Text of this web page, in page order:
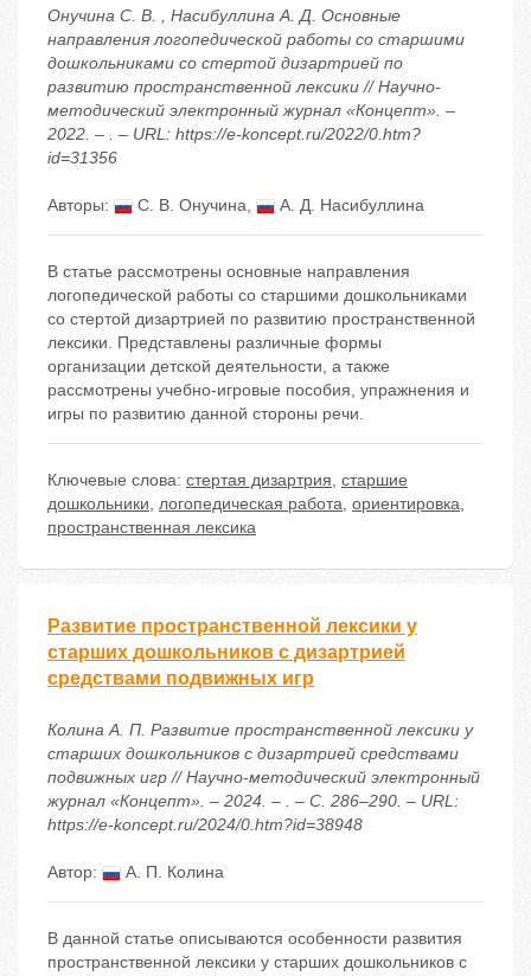
Онучина С. В. , Насибуллина А. Д. Основные
направления логопедической работы со старшими
дошкольниками со стертой дизартрией по
развитию пространственной лексики // Научно-
методический электронный журнал «Концепт». –
2022. – . – URL: https://e-koncept.ru/2022/0.htm?
id=31356
Авторы: С. В. Онучина, А. Д. Насибуллина
В статье рассмотрены основные направления
логопедической работы со старшими дошкольниками
со стертой дизартрией по развитию пространственной
лексики. Представлены различные формы
организации детской деятельности, а также
рассмотрены учебно-игровые пособия, упражнения и
игры по развитию данной стороны речи.
Ключевые слова: стертая дизартрия, старшие
дошкольники, логопедическая работа, ориентировка,
пространственная лексика
Развитие пространственной лексики у
старших дошкольников с дизартрией
средствами подвижных игр
Колина А. П. Развитие пространственной лексики у
старших дошкольников с дизартрией средствами
подвижных игр // Научно-методический электронный
журнал «Концепт». – 2024. – . – С. 286–290. – URL:
https://e-koncept.ru/2024/0.htm?id=38948
Автор: А. П. Колина
В данной статье описываются особенности развития
пространственной лексики у старших дошкольников с